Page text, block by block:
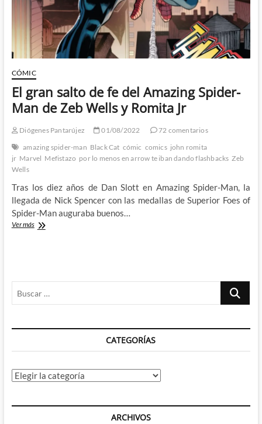
CÓMIC
El gran salto de fe del Amazing Spider-
Man de Zeb Wells y Romita Jr
Diógenes Pantarújez 01/08/2022
72 comentarios
amazing spider-man Black Cat cómic comics john romita
jr Marvel Mefistazo por lo menos en arrow te iban dando flashbacks Zeb
Wells
Tras los diez años de Dan Slott en Amazing Spider-Man, la
llegada de Nick Spencer con las medallas de Superior Foes of
Spider-Man auguraba buenos…
Ver másEl
Spider-
Zeb
y
Jr
Buscar
CATEGORÍAS
Categorías
ARCHIVOS